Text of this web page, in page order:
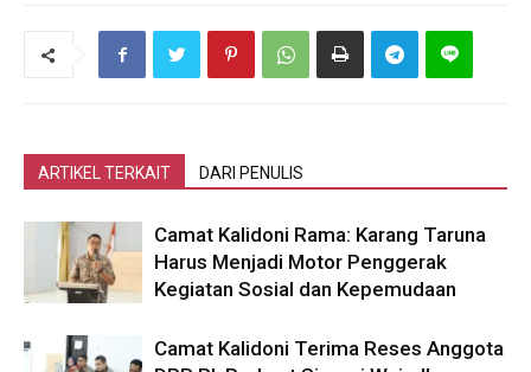
ARTIKEL TERKAIT DARI PENULIS
Camat Kalidoni Rama: Karang Taruna
Harus Menjadi Motor Penggerak
Kegiatan Sosial dan Kepemudaan
Camat Kalidoni Terima Reses Anggota